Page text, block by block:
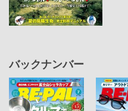
バックナンバー